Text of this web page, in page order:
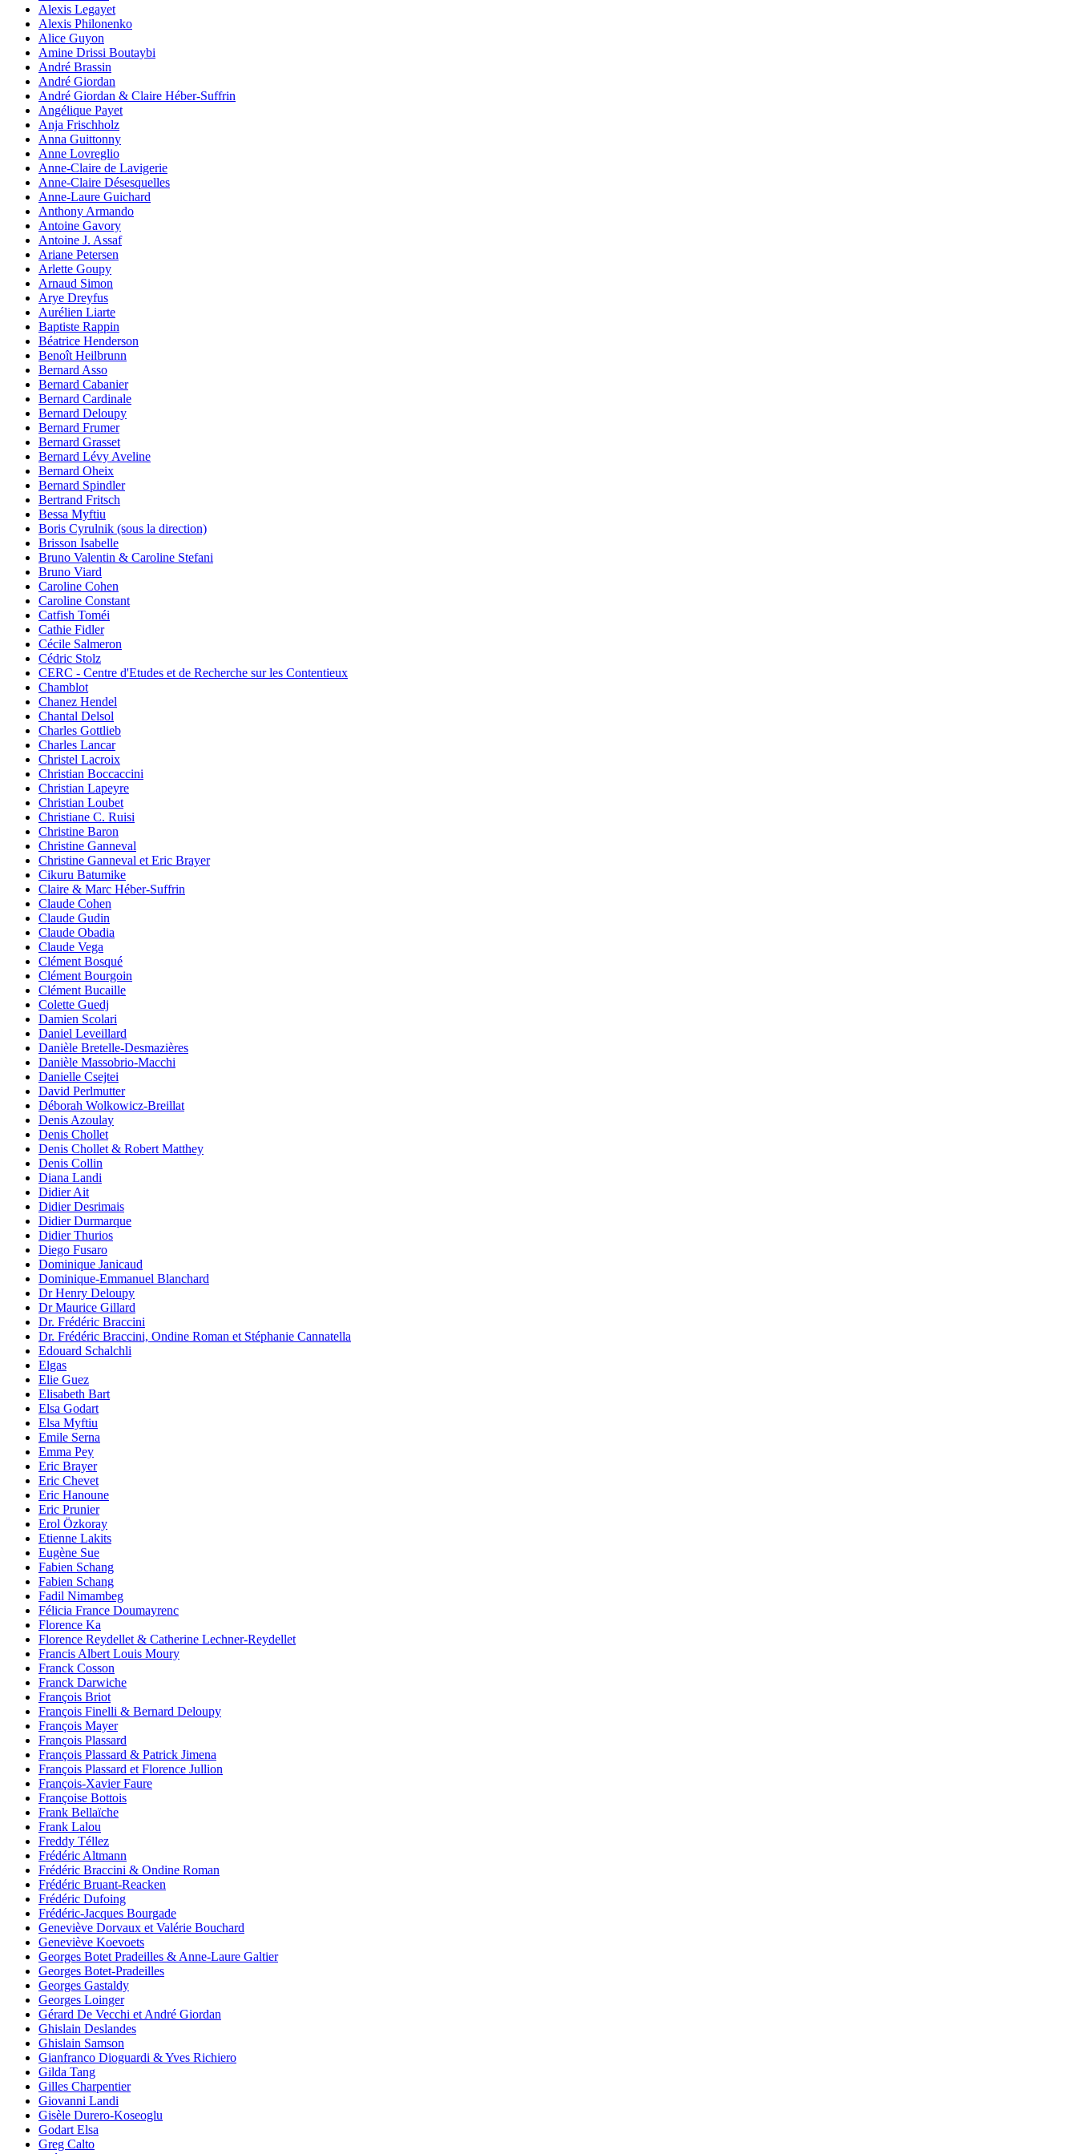
Alexis Legayet
Alexis Philonenko
Alice Guyon
Amine Drissi Boutaybi
André Brassin
André Giordan
André Giordan & Claire Héber-Suffrin
Angélique Payet
Anja Frischholz
Anna Guittonny
Anne Lovreglio
Anne-Claire de Lavigerie
Anne-Claire Désesquelles
Anne-Laure Guichard
Anthony Armando
Antoine Gavory
Antoine J. Assaf
Ariane Petersen
Arlette Goupy
Arnaud Simon
Arye Dreyfus
Aurélien Liarte
Baptiste Rappin
Béatrice Henderson
Benoît Heilbrunn
Bernard Asso
Bernard Cabanier
Bernard Cardinale
Bernard Deloupy
Bernard Frumer
Bernard Grasset
Bernard Lévy Aveline
Bernard Oheix
Bernard Spindler
Bertrand Fritsch
Bessa Myftiu
Boris Cyrulnik (sous la direction)
Brisson Isabelle
Bruno Valentin & Caroline Stefani
Bruno Viard
Caroline Cohen
Caroline Constant
Catfish Toméi
Cathie Fidler
Cécile Salmeron
Cédric Stolz
CERC - Centre d'Etudes et de Recherche sur les Contentieux
Chamblot
Chanez Hendel
Chantal Delsol
Charles Gottlieb
Charles Lancar
Christel Lacroix
Christian Boccaccini
Christian Lapeyre
Christian Loubet
Christiane C. Ruisi
Christine Baron
Christine Ganneval
Christine Ganneval et Eric Brayer
Cikuru Batumike
Claire & Marc Héber-Suffrin
Claude Cohen
Claude Gudin
Claude Obadia
Claude Vega
Clément Bosqué
Clément Bourgoin
Clément Bucaille
Colette Guedj
Damien Scolari
Daniel Leveillard
Danièle Bretelle-Desmazières
Danièle Massobrio-Macchi
Danielle Csejtei
David Perlmutter
Déborah Wolkowicz-Breillat
Denis Azoulay
Denis Chollet
Denis Chollet & Robert Matthey
Denis Collin
Diana Landi
Didier Ait
Didier Desrimais
Didier Durmarque
Didier Thurios
Diego Fusaro
Dominique Janicaud
Dominique-Emmanuel Blanchard
Dr Henry Deloupy
Dr Maurice Gillard
Dr. Frédéric Braccini
Dr. Frédéric Braccini, Ondine Roman et Stéphanie Cannatella
Edouard Schalchli
Elgas
Elie Guez
Elisabeth Bart
Elsa Godart
Elsa Myftiu
Emile Serna
Emma Pey
Eric Brayer
Eric Chevet
Eric Hanoune
Eric Prunier
Erol Özkoray
Etienne Lakits
Eugène Sue
Fabien Schang
Fabien Schang
Fadil Nimambeg
Félicia France Doumayrenc
Florence Ka
Florence Reydellet & Catherine Lechner-Reydellet
Francis Albert Louis Moury
Franck Cosson
Franck Darwiche
François Briot
François Finelli & Bernard Deloupy
François Mayer
François Plassard
François Plassard & Patrick Jimena
François Plassard et Florence Jullion
François-Xavier Faure
Françoise Bottois
Frank Bellaïche
Frank Lalou
Freddy Téllez
Frédéric Altmann
Frédéric Braccini & Ondine Roman
Frédéric Bruant-Reacken
Frédéric Dufoing
Frédéric-Jacques Bourgade
Geneviève Dorvaux et Valérie Bouchard
Geneviève Koevoets
Georges Botet Pradeilles & Anne-Laure Galtier
Georges Botet-Pradeilles
Georges Gastaldy
Georges Loinger
Gérard De Vecchi et André Giordan
Ghislain Deslandes
Ghislain Samson
Gianfranco Dioguardi & Yves Richiero
Gilda Tang
Gilles Charpentier
Giovanni Landi
Gisèle Durero-Koseoglu
Godart Elsa
Greg Calto